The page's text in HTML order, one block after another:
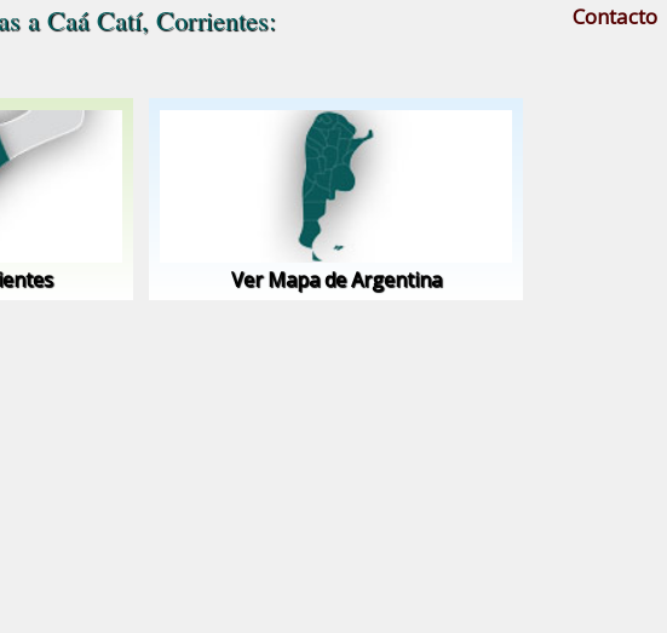
a Caá Catí, Corrientes:
Ver Mapa de Argentina
Contacto